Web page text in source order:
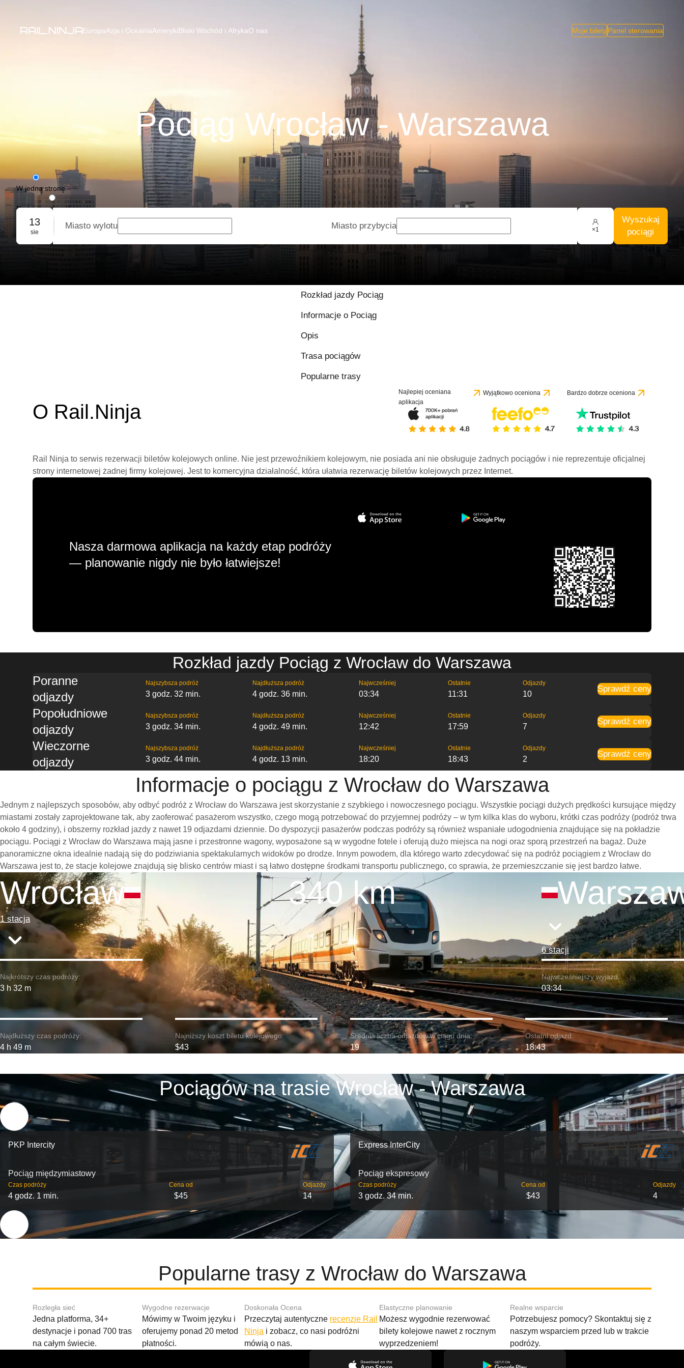
EuropaAzja i OceaniaAmerykiBliski Wschód i AfrykaO nas Moje biletyPanel sterowania
Pociąg Wrocław - Warszawa
W jedną stronę
Podróż w obie strony
Rezerwacja grupowa
13
sie
Miasto wylotu Miasto przybycia ×1
Wyszukaj
pociągi
Rozkład jazdy Pociąg
Informacje o Pociąg
Opis
Trasa pociągów
Popularne trasy
O Rail.Ninja
Najlepiej oceniana
aplikacja
Wyjątkowo oceniona Bardzo dobrze oceniona
Rail Ninja to serwis rezerwacji biletów kolejowych online. Nie jest przewoźnikiem kolejowym, nie posiada ani nie obsługuje żadnych pociągów i nie reprezentuje oficjalnej
strony internetowej żadnej firmy kolejowej. Jest to komercyjna działalność, która ułatwia rezerwację biletów kolejowych przez Internet.
Nasza darmowa aplikacja na każdy etap podróży
— planowanie nigdy nie było łatwiejsze!
Rozkład jazdy Pociąg z Wrocław do Warszawa
Poranne
odjazdy
Najszybsza podróż
3 godz. 32 min.
Najdłuższa podróż
4 godz. 36 min.
Najwcześniej
03:34
Ostatnie
11:31
Odjazdy
10
Sprawdź ceny
Popołudniowe
odjazdy
Najszybsza podróż
3 godz. 34 min.
Najdłuższa podróż
4 godz. 49 min.
Najwcześniej
12:42
Ostatnie
17:59
Odjazdy
7
Sprawdź ceny
Wieczorne
odjazdy
Najszybsza podróż
3 godz. 44 min.
Najdłuższa podróż
4 godz. 13 min.
Najwcześniej
18:20
Ostatnie
18:43
Odjazdy
2
Sprawdź ceny
Informacje o pociągu z Wrocław do Warszawa
Jednym z najlepszych sposobów, aby odbyć podróż z Wrocław do Warszawa jest skorzystanie z szybkiego i nowoczesnego pociągu. Wszystkie pociągi dużych prędkości kursujące między
miastami zostały zaprojektowane tak, aby zaoferować pasażerom wszystko, czego mogą potrzebować do przyjemnej podróży – w tym kilka klas do wyboru, krótki czas podróży (podróż trwa
około 4 godziny), i obszerny rozkład jazdy z nawet 19 odjazdami dziennie. Do dyspozycji pasażerów podczas podróży są również wspaniałe udogodnienia znajdujące się na pokładzie
pociągu. Pociągi z Wrocław do Warszawa mają jasne i przestronne wagony, wyposażone są w wygodne fotele i oferują dużo miejsca na nogi oraz sporą przestrzeń na bagaż. Duże
panoramiczne okna idealnie nadają się do podziwiania spektakularnych widoków po drodze. Innym powodem, dla którego warto zdecydować się na podróż pociągiem z Wrocław do
Warszawa jest to, że stacje kolejowe znajdują się blisko centrów miast i są łatwo dostępne środkami transportu publicznego, co sprawia, że przemieszczanie się jest bardzo łatwe.
Wrocław
1 stacja
340 km
6 stacji
Najkrótszy czas podróży:
3 h 32 m
Najwcześniejszy wyjazd:
03:34
Najdłuższy czas podróży:
4 h 49 m
Najniższy koszt biletu kolejowego:
$43
Średnia liczba odjazdów w ciągu dnia:
19
Ostatni odjazd:
18:43
Pociągów na trasie Wrocław - Warszawa
PKP Intercity
Pociąg międzymiastowy
Czas podróży
4 godz. 1 min.
Cena od
$45
Odjazdy
14
Express InterCity
Pociąg ekspresowy
Czas podróży
3 godz. 34 min.
Cena od
$43
Odjazdy
4
Popularne trasy z Wrocław do Warszawa
8.9 / 10 na podstawie 1 recenzji
Rozległa sieć
Jedna platforma, 34+
destynacje i ponad 700 tras
na całym świecie.
Wygodne rezerwacje
Mówimy w Twoim języku i
oferujemy ponad 20 metod
płatności.
Doskonała Ocena
Przeczytaj autentyczne recenzje Rail
Ninja i zobacz, co nasi podróżni
mówią o nas.
Elastyczne planowanie
Możesz wygodnie rezerwować
bilety kolejowe nawet z rocznym
wyprzedzeniem!
Realne wsparcie
Potrzebujesz pomocy? Skontaktuj się z
naszym wsparciem przed lub w trakcie
podróży.